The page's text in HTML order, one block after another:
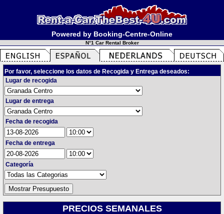
Powered by Booking-Centre-Online
N°1 Car Rental Broker
Por favor, seleccione los datos de Recogida y Entrega deseados:
Lugar de recogida
Lugar de entrega
Fecha de recogida
Fecha de entrega
Categoría
PRECIOS SEMANALES